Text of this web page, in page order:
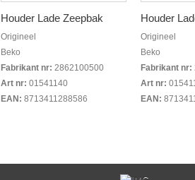
Houder Lade Zeepbak
Origineel
Beko
Fabrikant nr: 2862100500
Art nr: 01541140
EAN: 8713411288586
Houder
Origineel
Beko
Fabrikant nr:
Art nr:
EAN: